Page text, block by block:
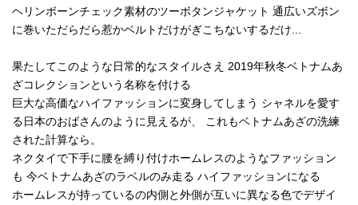
ヘリンボーンチェック素材のツーボタンジャケット 通広いズボン
に巻いただらだら惹かベルトだけがぎこちないするだけ...
果たしてこのような日常的なスタイルさえ 2019年秋冬ベトナムあ
ざコレクションという名称を付ける
巨大な高価なハイファッションに変身してしまう シャネルを愛す
る日本のおばさんのように見えるが、 これもベトナムあざの洗練
された計算なら。
ネクタイで下手に腰を縛り付けホームレスのようなファッション
も 今ベトナムあざのラベルのみ走る ハイファッションになる
ホームレスが持っているの内側と外側が互いに異なる色でデザイ